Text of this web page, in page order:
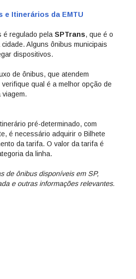
e Itinerários da EMTU
é regulado pela SPTrans, que é o
Alguns ônibus municipais
dispositivos.
de ônibus, que atendem
qual é a melhor opção de
pré-determinado, com
é necessário adquirir o Bilhete
da tarifa. O valor da tarifa é
da linha.
de ônibus disponíveis em SP,
e outras informações relevantes.